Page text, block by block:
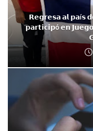
𝗥𝗲𝗴𝗿𝗲𝘀𝗮 𝗮𝗹 𝗽𝗮í𝘀
𝗽𝗮𝗿𝘁𝗶𝗰𝗶𝗽ó 𝗲𝗻